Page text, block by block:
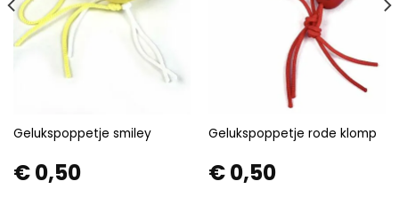
Gelukspoppetje smiley
€0,50
Gelukspoppetje rode klomp
€0,50